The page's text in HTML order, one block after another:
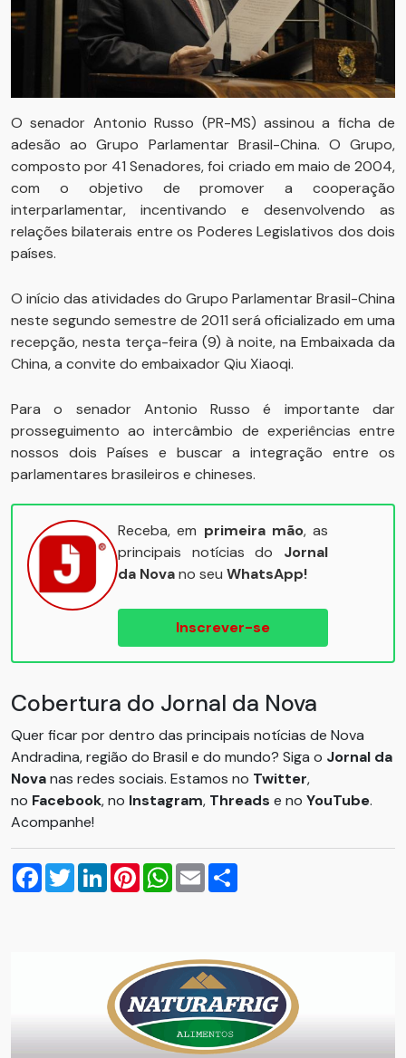
O senador Antonio Russo (PR-MS) assinou a ficha de
adesão ao Grupo Parlamentar Brasil-China. O Grupo,
composto por 41 Senadores, foi criado em maio de 2004,
com o objetivo de promover a cooperação
interparlamentar, incentivando e desenvolvendo as
relações bilaterais entre os Poderes Legislativos dos dois
países.
O início das atividades do Grupo Parlamentar Brasil-China
neste segundo semestre de 2011 será oficializado em uma
recepção, nesta terça-feira (9) à noite, na Embaixada da
China, a convite do embaixador Qiu Xiaoqi.
Para o senador Antonio Russo é importante dar
prosseguimento ao intercâmbio de experiências entre
nossos dois Países e buscar a integração entre os
parlamentares brasileiros e chineses.
Receba, em primeira mão, as
principais notícias do Jornal
da Novano seu WhatsApp!
Inscrever-se
Cobertura do Jornal da Nova
Quer ficar por dentro das principais notícias de Nova
Andradina, região do Brasil e do mundo? Siga o Jornal da
Novanas redes sociais. Estamos no Twitter,
no Facebook, no Instagram, Threads e no YouTube.
Acompanhe!
Facebook
TwitterLinkedInPinterestWhatsApp
Email